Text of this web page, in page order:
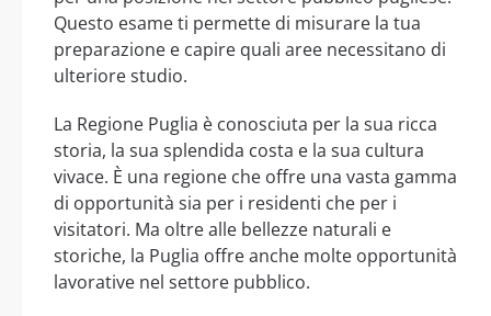
Questo esame ti permette di misurare la tua
preparazione e capire quali aree necessitano di
ulteriore studio.
La Regione Puglia è conosciuta per la sua ricca
storia, la sua splendida costa e la sua cultura
vivace. È una regione che offre una vasta gamma
di opportunità sia per i residenti che per i
visitatori. Ma oltre alle bellezze naturali e
storiche, la Puglia offre anche molte opportunità
lavorative nel settore pubblico.